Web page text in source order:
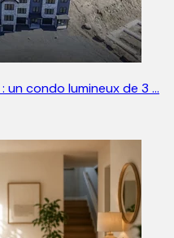
condo lumineux de 3 …